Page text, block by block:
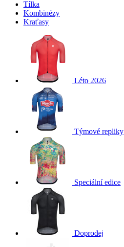
Tílka
Kombinézy
Kraťasy
Léto 2026
Týmové repliky
Speciální edice
Doprodej